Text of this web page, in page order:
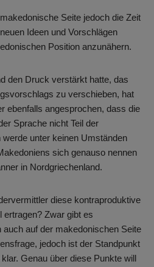
Seite jedoch die Zeit
Ideen und Vorschlägen
Position anzunähern.
den Druck verstärkt hatte, das
zu verschieben, hat
ebenfalls angesprochen, dass die
Sprache nicht Teil der
werde unter keinen Umständen
sich genauso nennen
in Nordgriechenland.
diese kontraproduktive
ertragen? Zwar gibt es
auf der makedonischen Seite
jedoch ist der Standpunkt
Genau über diese Punkte will